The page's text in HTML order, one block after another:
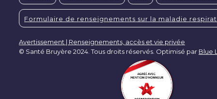
Formulaire de renseignements sur la maladie
Avertissement | Renseignements, accès et vie privée
© Santé Bruyère 2024. Tous droits réservés. Optimisé par Blue